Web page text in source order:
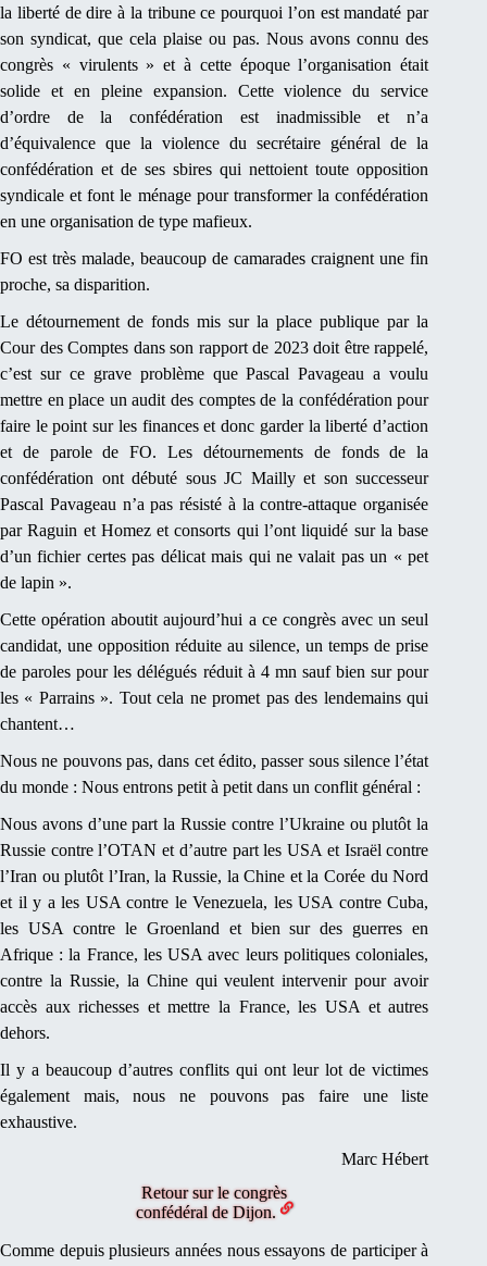
la liberté de dire à la tribune ce pourquoi l’on est mandaté par
son syndicat, que cela plaise ou pas. Nous avons connu des
congrès « virulents » et à cette époque l’organisation était
solide et en pleine expansion. Cette violence du service
d’ordre de la confédération est inadmissible et n’a
d’équivalence que la violence du secrétaire général de la
confédération et de ses sbires qui nettoient toute opposition
syndicale et font le ménage pour transformer la confédération
en une organisation de type mafieux.
FO est très malade, beaucoup de camarades craignent une fin
proche, sa disparition.
Le détournement de fonds mis sur la place publique par la
Cour des Comptes dans son rapport de 2023 doit être rappelé,
c’est sur ce grave problème que Pascal Pavageau a voulu
mettre en place un audit des comptes de la confédération pour
faire le point sur les finances et donc garder la liberté d’action
et de parole de FO. Les détournements de fonds de la
confédération ont débuté sous JC Mailly et son successeur
Pascal Pavageau n’a pas résisté à la contre-attaque organisée
par Raguin et Homez et consorts qui l’ont liquidé sur la base
d’un fichier certes pas délicat mais qui ne valait pas un « pet
de lapin ».
Cette opération aboutit aujourd’hui a ce congrès avec un seul
candidat, une opposition réduite au silence, un temps de prise
de paroles pour les délégués réduit à 4 mn sauf bien sur pour
les « Parrains ». Tout cela ne promet pas des lendemains qui
chantent…
Nous ne pouvons pas, dans cet édito, passer sous silence l’état
du monde : Nous entrons petit à petit dans un conflit général :
Nous avons d’une part la Russie contre l’Ukraine ou plutôt la
Russie contre l’OTAN et d’autre part les USA et Israël contre
l’Iran ou plutôt l’Iran, la Russie, la Chine et la Corée du Nord
et il y a les USA contre le Venezuela, les USA contre Cuba,
les USA contre le Groenland et bien sur des guerres en
Afrique : la France, les USA avec leurs politiques coloniales,
contre la Russie, la Chine qui veulent intervenir pour avoir
accès aux richesses et mettre la France, les USA et autres
dehors.
Il y a beaucoup d’autres conflits qui ont leur lot de victimes
également mais, nous ne pouvons pas faire une liste
exhaustive.
Marc Hébert
Retour sur le congrès
confédéral de Dijon.
Comme depuis plusieurs années nous essayons de participer à